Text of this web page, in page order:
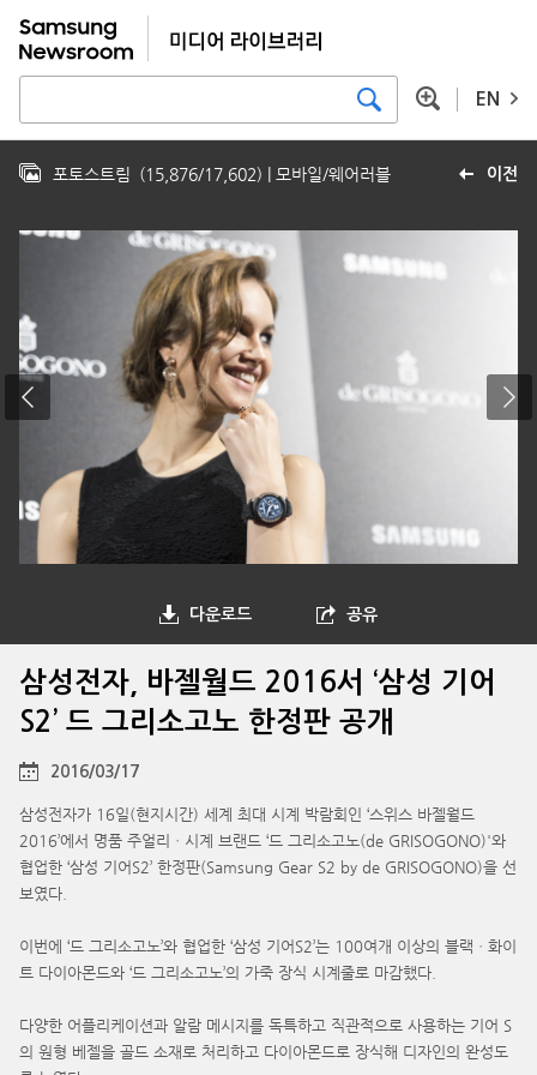
EN
이전
포토스트림 (15,876/17,602) | 모바일/웨어러블
다운로드 공유
삼성전자, 바젤월드 2016서 ‘삼성 기어
S2’ 드 그리소고노 한정판 공개
2016/03/17
삼성전자가 16일(현지시간) 세계 최대 시계 박람회인 ‘스위스 바젤월드
2016’에서 명품 주얼리ㆍ시계 브랜드 ‘드 그리소고노(de GRISOGONO)'와
협업한 ‘삼성 기어S2’ 한정판(Samsung Gear S2 by de GRISOGONO)을 선
보였다.
이번에 ‘드 그리소고노’와 협업한 ‘삼성 기어S2’는 100여개 이상의 블랙ㆍ화이
트 다이아몬드와 ‘드 그리소고노’의 가죽 장식 시계줄로 마감했다.
다양한 어플리케이션과 알람 메시지를 독특하고 직관적으로 사용하는 기어 S
의 원형 베젤을 골드 소재로 처리하고 다이아몬드로 장식해 디자인의 완성도